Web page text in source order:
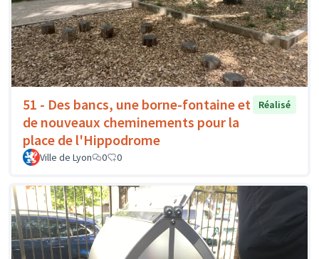
51 - Des bancs, une borne-fontaine et
de nouveaux cheminements pour la
place de l'Hippodrome
Réalisé
Ville de Lyon 0 0